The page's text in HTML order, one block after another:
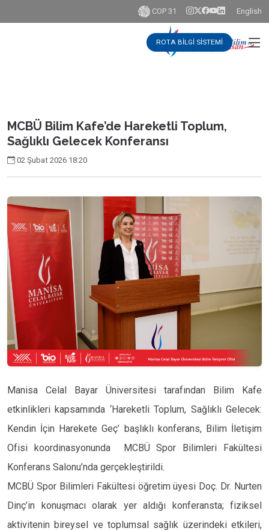
COP 31 English
ROTA BİLGİ SİSTEMİ
MCBÜ Bilim Kafe’de Hareketli Toplum,
Sağlıklı Gelecek Konferansı
02 Şubat 2026 18:20
Manisa Celal Bayar Üniversitesi tarafından Bilim Kafe
etkinlikleri kapsamında ‘Hareketli Toplum, Sağlıklı Gelecek:
Kendin İçin Harekete Geç’ başlıklı konferans, Bilim İletişim
Ofisi koordinasyonunda MCBÜ Spor Bilimleri Fakültesi
Konferans Salonu’nda gerçekleştirildi.
MCBÜ Spor Bilimleri Fakültesi öğretim üyesi Doç. Dr. Nurten
Dinç’in konuşmacı olarak yer aldığı konferansta; fiziksel
aktivitenin bireysel ve toplumsal sağlık üzerindeki etkileri,